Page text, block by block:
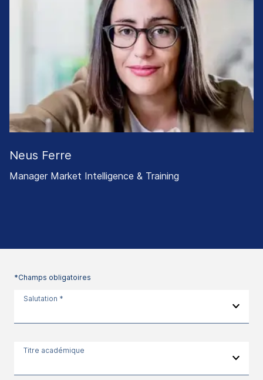
Neus Ferre
Manager Market Intelligence & Training
*Champs obligatoires
Salutation *
Titre académique